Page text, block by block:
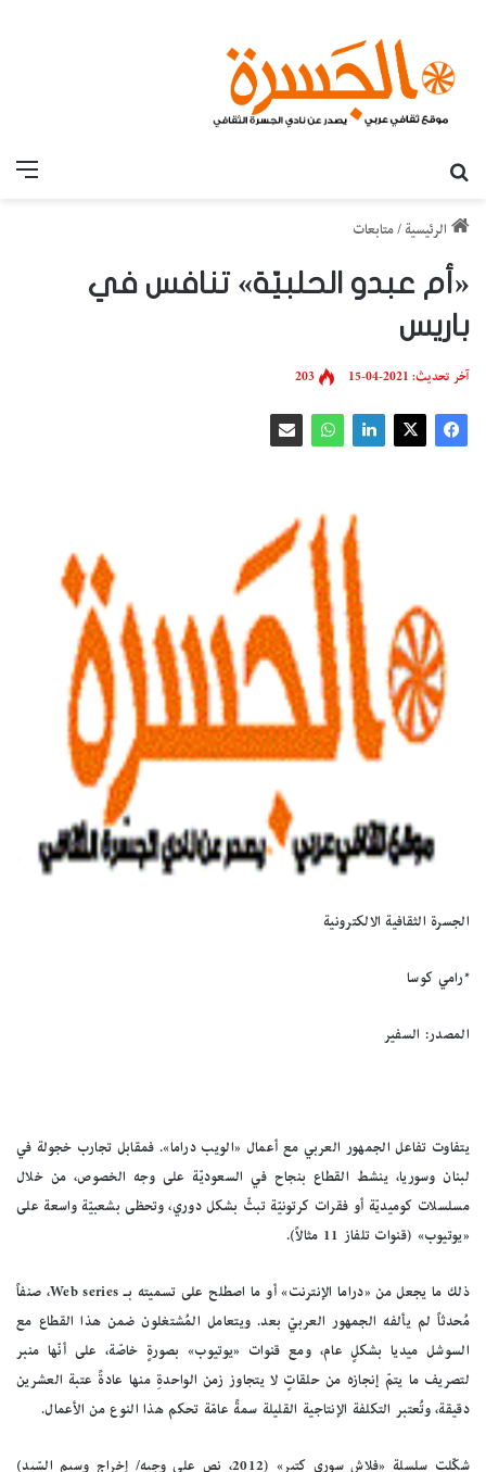
الرئيسية /متابعات
«أم عبدو الحلبيّة» تنافس في
باريس
آخر تحديث: 2021-04-15 203
الجسرة الثقافية الالكترونية
*رامي كوسا
المصدر: السفير
يتفاوت تفاعل الجمهور العربي مع أعمال «الويب دراما». فمقابل تجارب خجولة في
لبنان وسوريا، ينشط القطاع بنجاح في السعوديّة على وجه الخصوص، من خلال
مسلسلات كوميديّة أو فقرات كرتونيّة تبثّ بشكل دوري، وتحظى بشعبيّة واسعة على
«يوتيوب» (قنوات تلفاز 11 مثالاً).
ذلك ما يجعل من «دراما الإنترنت» أو ما اصطلح على تسميته بـ Web series، صنفاً
مُحدثاً لم يألفه الجمهور العربيّ بعد. ويتعامل المُشتغلون ضمن هذا القطاع مع
السوشل ميديا بشكلٍ عام، ومع قنوات «يوتيوب» بصورةٍ خاصّة، على أنّها منبر
لتصريف ما يتمّ إنجازه من حلقاتٍ لا يتجاوز زمن الواحدةِ منها عادةً عتبة العشرين
دقيقة، وتُعتبر التكلفة الإنتاجية القليلة سمةً عامّة تحكم هذا النوع من الأعمال.
شكّلت سلسلة «فلاش سوري كتير» (2012، نص علي وجيه/ إخراج وسيم السّيد)